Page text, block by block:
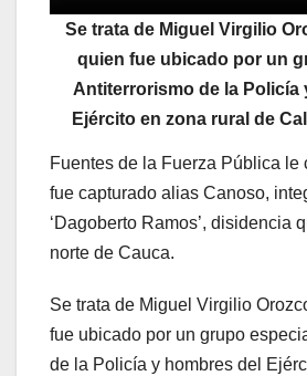
Se trata de Miguel Virgilio
quien fue ubicado por un
Antiterrorismo de la Policía
Ejército en zona rural de
Fuentes de la Fuerza Pública le
fue capturado alias Canoso,
‘Dagoberto Ramos’, disidencia
norte de Cauca.
Se trata de Miguel Virgilio
fue ubicado por un grupo
de la Policía y hombres del